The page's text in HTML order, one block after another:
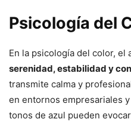
Psicología del
En la psicología del color, el
serenidad, estabilidad y
transmite calma y
en entornos empresariales
tonos de azul pueden